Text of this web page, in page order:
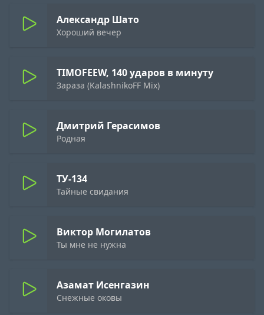
Александр Шато
Хороший вечер
TIMOFEEW, 140 ударов в минуту
Зараза (KalashnikoFF Mix)
Дмитрий Герасимов
Родная
ТУ-134
Тайные свидания
Виктор Могилатов
Ты мне не нужна
Азамат Исенгазин
Снежные оковы